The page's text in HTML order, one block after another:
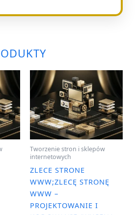
Tworzenie stron i sklepów
internetowych
ZLECE STRONE
WWW;ZLECĘ STRONĘ
WWW –
PROJEKTOWANIE I